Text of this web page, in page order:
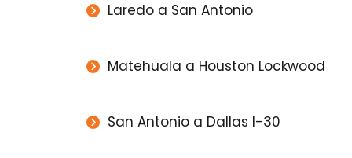
Laredo a San Antonio
Matehuala a Houston Lockwood
San Antonio a Dallas I-30